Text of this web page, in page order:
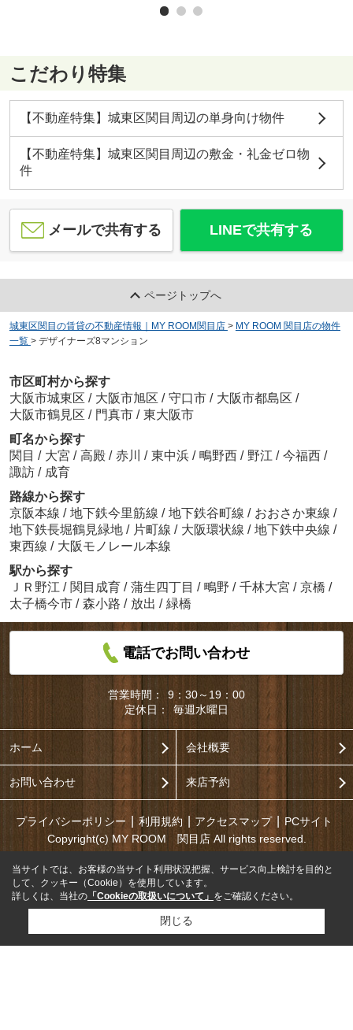
こだわり特集
【不動産特集】城東区関目周辺の単身向け物件
【不動産特集】城東区関目周辺の敷金・礼金ゼロ物
件
メールで共有する LINEで共有する
ページトップへ
城東区関目の賃貸の不動産情報｜MY ROOM関目店 > MY ROOM 関目店の物件
一覧 > デザイナーズ8マンション
市区町村から探す
大阪市城東区 / 大阪市旭区 / 守口市 / 大阪市都島区 /
大阪市鶴見区 / 門真市 / 東大阪市
町名から探す
関目 / 大宮 / 高殿 / 赤川 / 東中浜 / 鴫野西 / 野江 / 今福西 /
諏訪 / 成育
路線から探す
京阪本線 / 地下鉄今里筋線 / 地下鉄谷町線 / おおさか東線 /
地下鉄長堀鶴見緑地 / 片町線 / 大阪環状線 / 地下鉄中央線 /
東西線 / 大阪モノレール本線
駅から探す
ＪＲ野江 / 関目成育 / 蒲生四丁目 / 鴫野 / 千林大宮 / 京橋 /
太子橋今市 / 森小路 / 放出 / 緑橋
電話でお問い合わせ
営業時間：
9：30～19：00
定休日：
毎週水曜日
ホーム 会社概要
お問い合わせ 来店予約
プライバシーポリシー 利用規約 アクセスマップ
PCサイト
Copyright(c) MY ROOM 関目店 All rights reserved.
当サイトでは、お客様の当サイト利用状況把握、サービス向上検討を目的と
して、クッキー（Cookie）を使用しています。
詳しくは、当社の 「Cookieの取扱いについて」 をご確認ください。
閉じる